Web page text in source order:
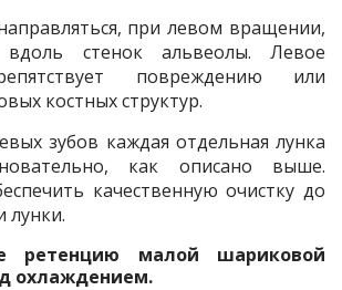
при левом вращении,
вдоль стенок альвеолы. Левое
повреждению или
костных структур.
зубов каждая отдельная лунка
как описано выше.
качественную очистку до
лунки.
ретенцию малой шариковой
охлаждением.